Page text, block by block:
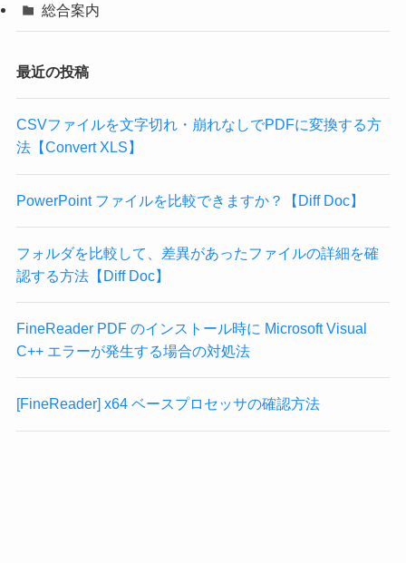
総合案内
最近の投稿
CSVファイルを文字切れ・崩れなしでPDFに変換する方
法【Convert XLS】
PowerPoint ファイルを比較できますか？【Diff Doc】
フォルダを比較して、差異があったファイルの詳細を確
認する方法【Diff Doc】
FineReader PDF のインストール時に Microsoft Visual
C++ エラーが発生する場合の対処法
[FineReader] x64 ベースプロセッサの確認方法